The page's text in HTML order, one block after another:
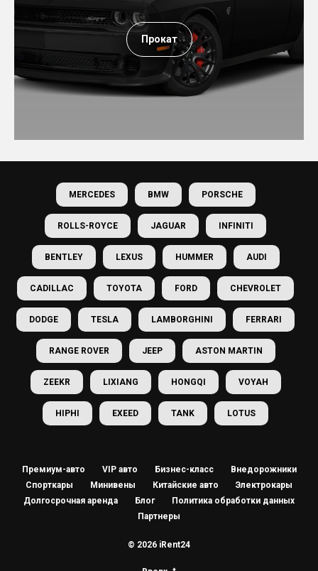
Прокат
MERCEDES BMW PORSCHE
ROLLS-ROYCE JAGUAR INFINITI
BENTLEY LEXUS HUMMER AUDI
CADILLAC TOYOTA FORD CHEVROLET
DODGE TESLA LAMBORGHINI FERRARI
RANGE ROVER JEEP ASTON MARTIN
ZEEKR LIXIANG HONGQI VOYAH
HIPHI EXEED TANK LOTUS
Премиум-авто VIP авто Бизнес-класс
Внедорожники
Спорткары
Минивены Китайские авто
Электрокары
Долгосрочная аренда
Блог
Политика обработки данных
Партнеры
© 2026 iRent24